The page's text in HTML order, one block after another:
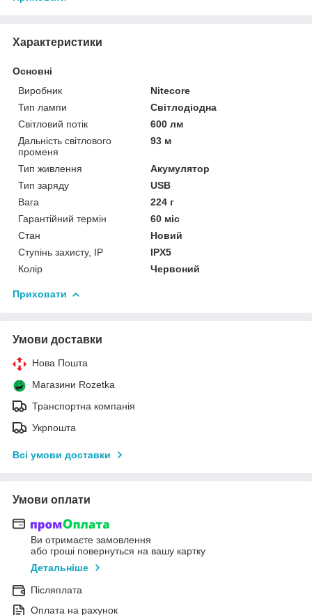
Характеристики
Основні
Виробник
Nitecore
Тип лампи
Світлодіодна
Світловий потік
600 лм
Дальність світлового
променя
93 м
Тип живлення
Акумулятор
Тип заряду
USB
Вага
224 г
Гарантійний термін
60 міс
Стан
Новий
Ступінь захисту, IP
IPX5
Колір
Червоний
Приховати
Умови доставки
Нова Пошта
Магазини Rozetka
Транспортна компанія
Укрпошта
Всі умови доставки
Умови оплати
Ви отримаєте замовлення
або гроші повернуться на вашу картку
Детальніше
Післяплата
Оплата на рахунок